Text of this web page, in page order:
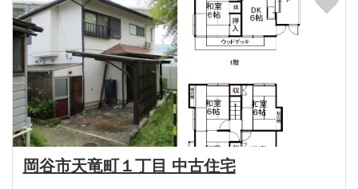
岡谷市天竜町１丁目 中古住宅